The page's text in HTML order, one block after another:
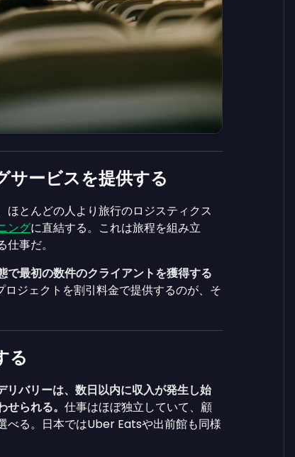
サービスを提供する
とんどの人より旅行のロジスティクス
ングに直結する。これは旅程を組み立
事だ。
最初の数件のクライアントを獲得する
ジェクトを割引料金で提供するのが、そ
る
バリーは、数日以内に収入が発生し始
られる。 仕事はほぼ独立していて、顧
べる。日本ではUber Eatsや出前館も同様